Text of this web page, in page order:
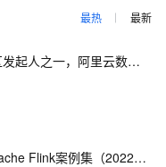
最热 最新
【大咖问答】对话PostgreSQL 中国社区发起人之一，阿里云数据库高级专家 德哥
【藏经阁一起读（27）】本周推荐《Apache Flink案例集（2022版）》，你有哪些心得？